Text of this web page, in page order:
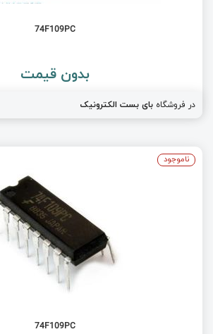
74F109PC
بدون قیمت
در فروشگاه بای بست الکترونیک
74F109PC
ناموجود